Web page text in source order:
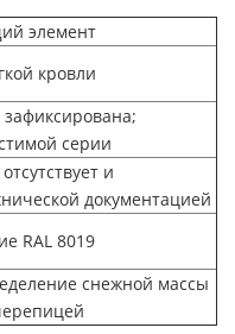
элемент
кровли
серии
и
документацией
RAL 8019
снежной массы